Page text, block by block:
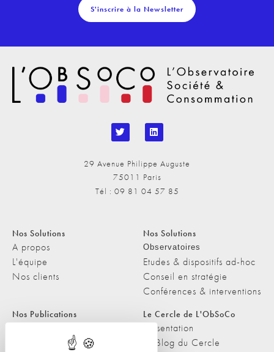
S'inscrire à la Newsletter
29 Avenue Philippe Auguste
75011 Paris
Tél : 09 81 04 57 85
Nos Solutions
A propos
L'équipe
Nos clients
Nos Solutions
Observatoires
Etudes & dispositifs ad-hoc
Conseil en stratégie
Conférences & interventions
Nos Publications
Les Podcasts de L'ObSoCo
Le Cercle de L'ObSoCo
Présentation
Le Blog du Cercle